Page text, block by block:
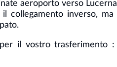
aeroporto verso
collegamento inverso,
per il vostro